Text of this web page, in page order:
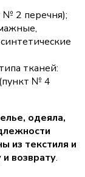
№ 2 перечня);
тканей:
№ 4
одеяла,
из текстиля и
возврату.